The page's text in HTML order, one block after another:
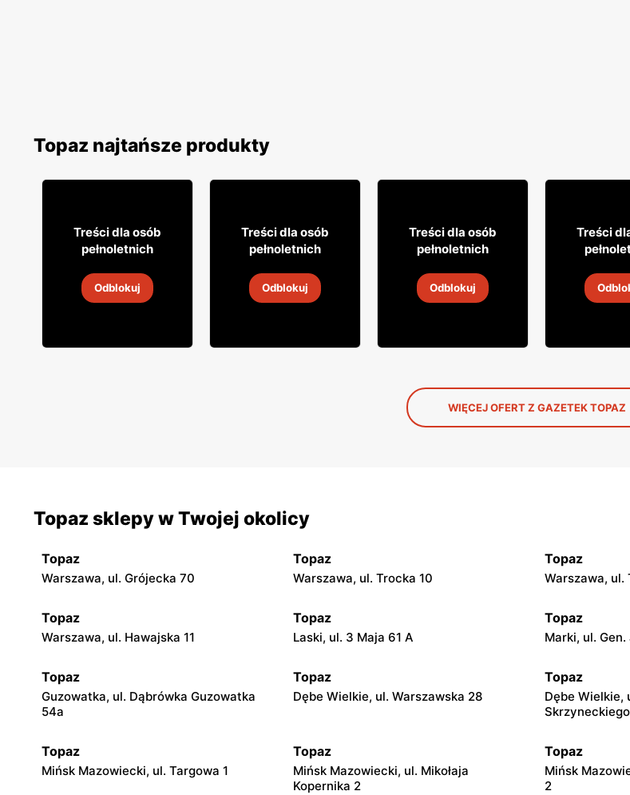
Topaz najtańsze produkty
14 99
-16 sie 2026
Treści dla osób
pełnoletnich
Odblokuj
39 99
-16 sie 2026
Treści dla osób
pełnoletnich
Odblokuj
49 99
-16 sie 2026
Treści dla osób
pełnoletnich
Odblokuj
2799
-16 sie
Treści
WIĘCEJ OFERT Z GAZETEK TOPAZ
Topaz sklepy w Twojej okolicy
Topaz
Warszawa, ul. Grójecka 70
Topaz
Warszawa, ul. Trocka 10
Topaz
Warszawa, ul.
Topaz
Warszawa, ul. Hawajska 11
Topaz
Laski, ul. 3 Maja 61 A
Topaz
Marki, ul.
Topaz
Guzowatka, ul. Dąbrówka Guzowatka
54a
Topaz
Dębe Wielkie, ul. Warszawska 28
Topaz
Dębe Wielkie,
Topaz
Mińsk Mazowiecki, ul. Targowa 1
Topaz
Mińsk Mazowiecki, ul. Mikołaja
Kopernika 2
Topaz
Mińsk
2